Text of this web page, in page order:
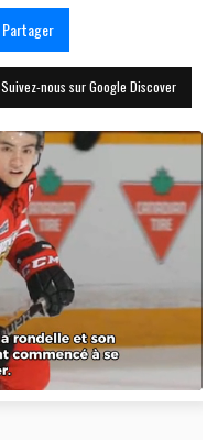
Partager
Suivez-nous sur Google Discover